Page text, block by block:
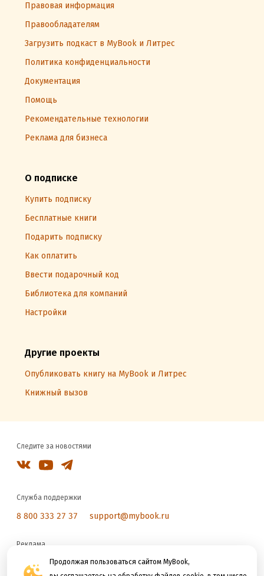
Продолжая пользоваться сайтом MyBook,
Правовая информация
Правообладателям
Загрузить подкаст в MyBook и Литрес
Политика конфиденциальности
Документация
Помощь
Рекомендательные технологии
Реклама для бизнеса
О подписке
Купить подписку
Бесплатные книги
Подарить подписку
Как оплатить
Ввести подарочный код
Библиотека для компаний
Настройки
Другие проекты
Опубликовать книгу на MyBook и Литрес
Книжный вызов
Следите за новостями
Служба поддержки
8 800 333 27 37 support@mybook.ru
Реклама
reklama@litres.ru